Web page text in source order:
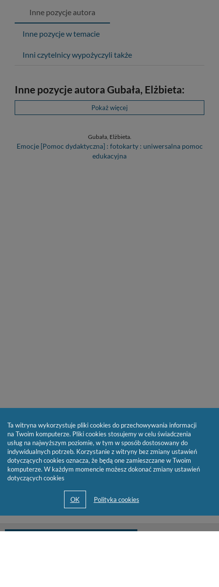
Inne pozycje autora
Inne pozycje w temacie
Inni czytelnicy wypożyczyli także
Inne pozycje autora Gubała, Elżbieta:
Pokaż więcej
Gubała, Elżbieta.
Emocje [Pomoc dydaktyczna] : fotokarty : uniwersalna pomoc
edukacyjna
Ta witryna wykorzystuje pliki cookies do przechowywania informacji
na Twoim komputerze. Pliki cookies stosujemy w celu świadczenia
usług na najwyższym poziomie, w tym w sposób dostosowany do
indywidualnych potrzeb. Korzystanie z witryny bez zmiany ustawień
dotyczących cookies oznacza, że będą one zamieszczane w Twoim
komputerze. W każdym momencie możesz dokonać zmiany ustawień
dotyczących cookies